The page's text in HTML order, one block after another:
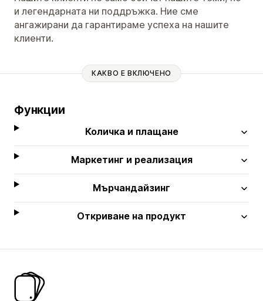
и легендарната ни поддръжка. Ние сме
ангажирани да гарантираме успеха на нашите
клиенти.
КАКВО Е ВКЛЮЧЕНО
Функции
Количка и плащане
Маркетинг и реализация
Мърчандайзинг
Откриване на продукт